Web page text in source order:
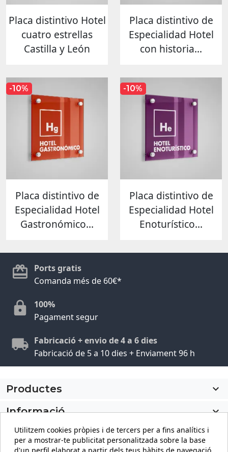
Placa distintivo Hotel
cuatro estrellas
Castilla y León
Placa distintivo de
Especialidad Hotel
con historia...
Placa distintivo de
Especialidad Hotel
Gastronómico...
-10%
Placa distintivo de
Especialidad Hotel
Enoturístico...
-10%
Ports gratis
Comanda més de 60€*
100%
Pagament segur
Fabricació + envio de 4 a 6 dies
Fabricació de 5 a 10 dies + Enviament 96 h
Productes

Informació

El meu compte
Utilitzem cookies pròpies i de tercers per a fins analítics i
per a mostrar-te publicitat personalitzada sobre la base